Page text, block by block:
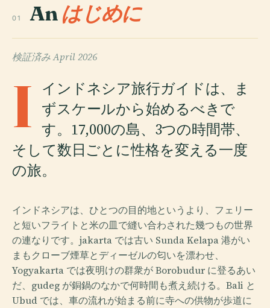
01 Anはじめに
検証済みApril 2026
I インドネシア旅行ガイドは、ま
ずスケールから始めるべきで
す。17,000の島、3つの時間帯、
そして数日ごとに性格を変える一度
の旅。
インドネシアは、ひとつの目的地というより、フェリー
と短いフライトと米の皿で縫い合わされた幾つもの世界
の連なりです。jakarta では古い Sunda Kelapa 港がい
まもクローブ煙草とディーゼルの匂いを漂わせ、
Yogyakarta では夜明けの群衆が Borobudur に登るあい
だ、gudeg が銅鍋のなかで何時間も煮え続ける。Bali と
Ubud では、車の流れが始まる前に寺への供物が歩道に